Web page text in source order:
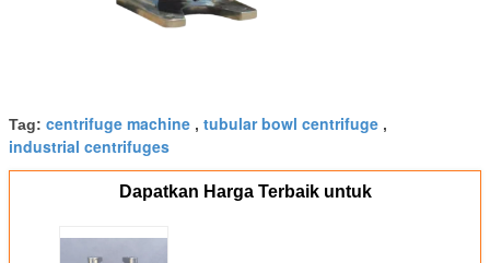
Tag: centrifuge machine , tubular bowl centrifuge ,
industrial centrifuges
Dapatkan Harga Terbaik untuk